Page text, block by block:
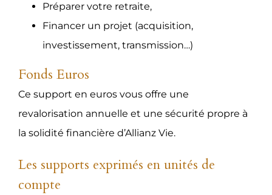
Préparer votre retraite,
Financer un projet (acquisition,
investissement, transmission…)
Fonds Euros
Ce support en euros vous offre une
revalorisation annuelle et une sécurité propre à
la solidité financière d’Allianz Vie.
Les supports exprimés en unités de
compte